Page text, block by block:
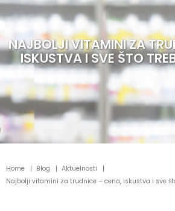
NAJBOLJI VITAMINI ZA
ISKUSTVA I SVE ŠTO
Home Blog
Aktuelnosti
Najbolji vitamini za trudnice – cena, iskustva i sve